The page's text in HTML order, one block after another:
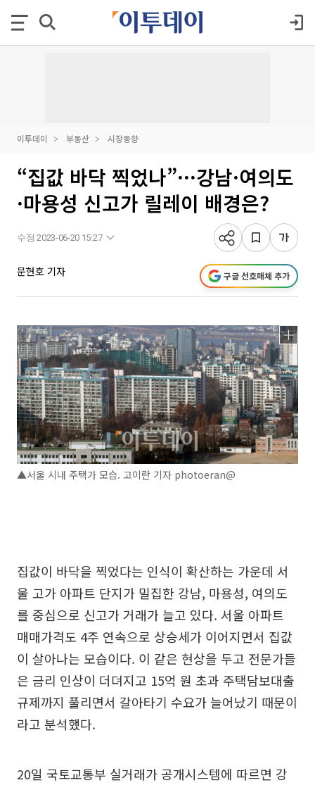
이투데이 부동산 시장동향
“집값 바닥 찍었나”···강남·여의도
·마용성 신고가 릴레이 배경은?
수정 2023-06-20 15:27
문현호 기자 구글 선호매체 추가
▲서울 시내 주택가 모습. 고이란 기자 photoeran@
집값이 바닥을 찍었다는 인식이 확산하는 가운데 서
울 고가 아파트 단지가 밀집한 강남, 마용성, 여의도
를 중심으로 신고가 거래가 늘고 있다. 서울 아파트
매매가격도 4주 연속으로 상승세가 이어지면서 집값
이 살아나는 모습이다. 이 같은 현상을 두고 전문가들
은 금리 인상이 더뎌지고 15억 원 초과 주택담보대출
규제까지 풀리면서 갈아타기 수요가 늘어났기 때문이
라고 분석했다.
20일 국토교통부 실거래가 공개시스템에 따르면 강